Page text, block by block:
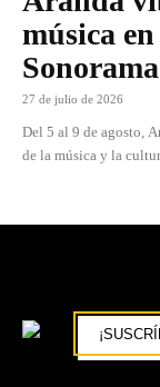
música
Sonorama
27 de julio de 2026
Del 5 al 9 de agosto,
de la música y la